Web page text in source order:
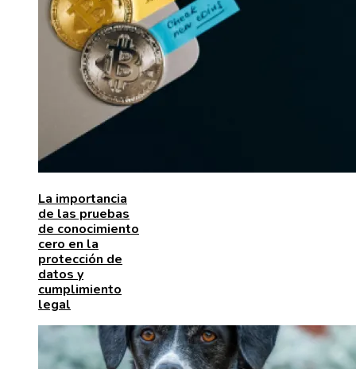
La importancia
de las pruebas
de conocimiento
cero en la
protección de
datos y
cumplimiento
legal